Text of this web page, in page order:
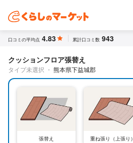
口コミの平均点 4.83 累計口コミ数 943
クッションフロア張替え
タイプ未選択 ・ 熊本県下益城郡
張替え 重ね張り（上張り）